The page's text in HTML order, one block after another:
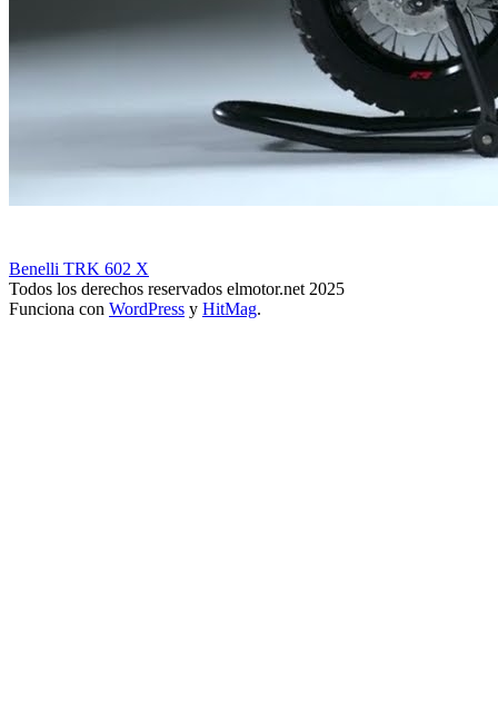
Benelli TRK 602 X
Todos los derechos reservados elmotor.net 2025
Funciona con WordPress y HitMag.